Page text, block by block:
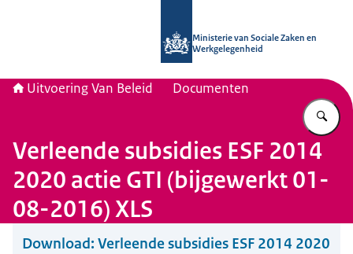
Ministerie van Sociale Zaken en
Werkgelegenheid
Uitvoering Van Beleid Documenten
Verleende subsidies ESF 2014
2020 actie GTI (bijgewerkt 01-
08-2016) XLS
Download: Verleende subsidies ESF 2014 2020